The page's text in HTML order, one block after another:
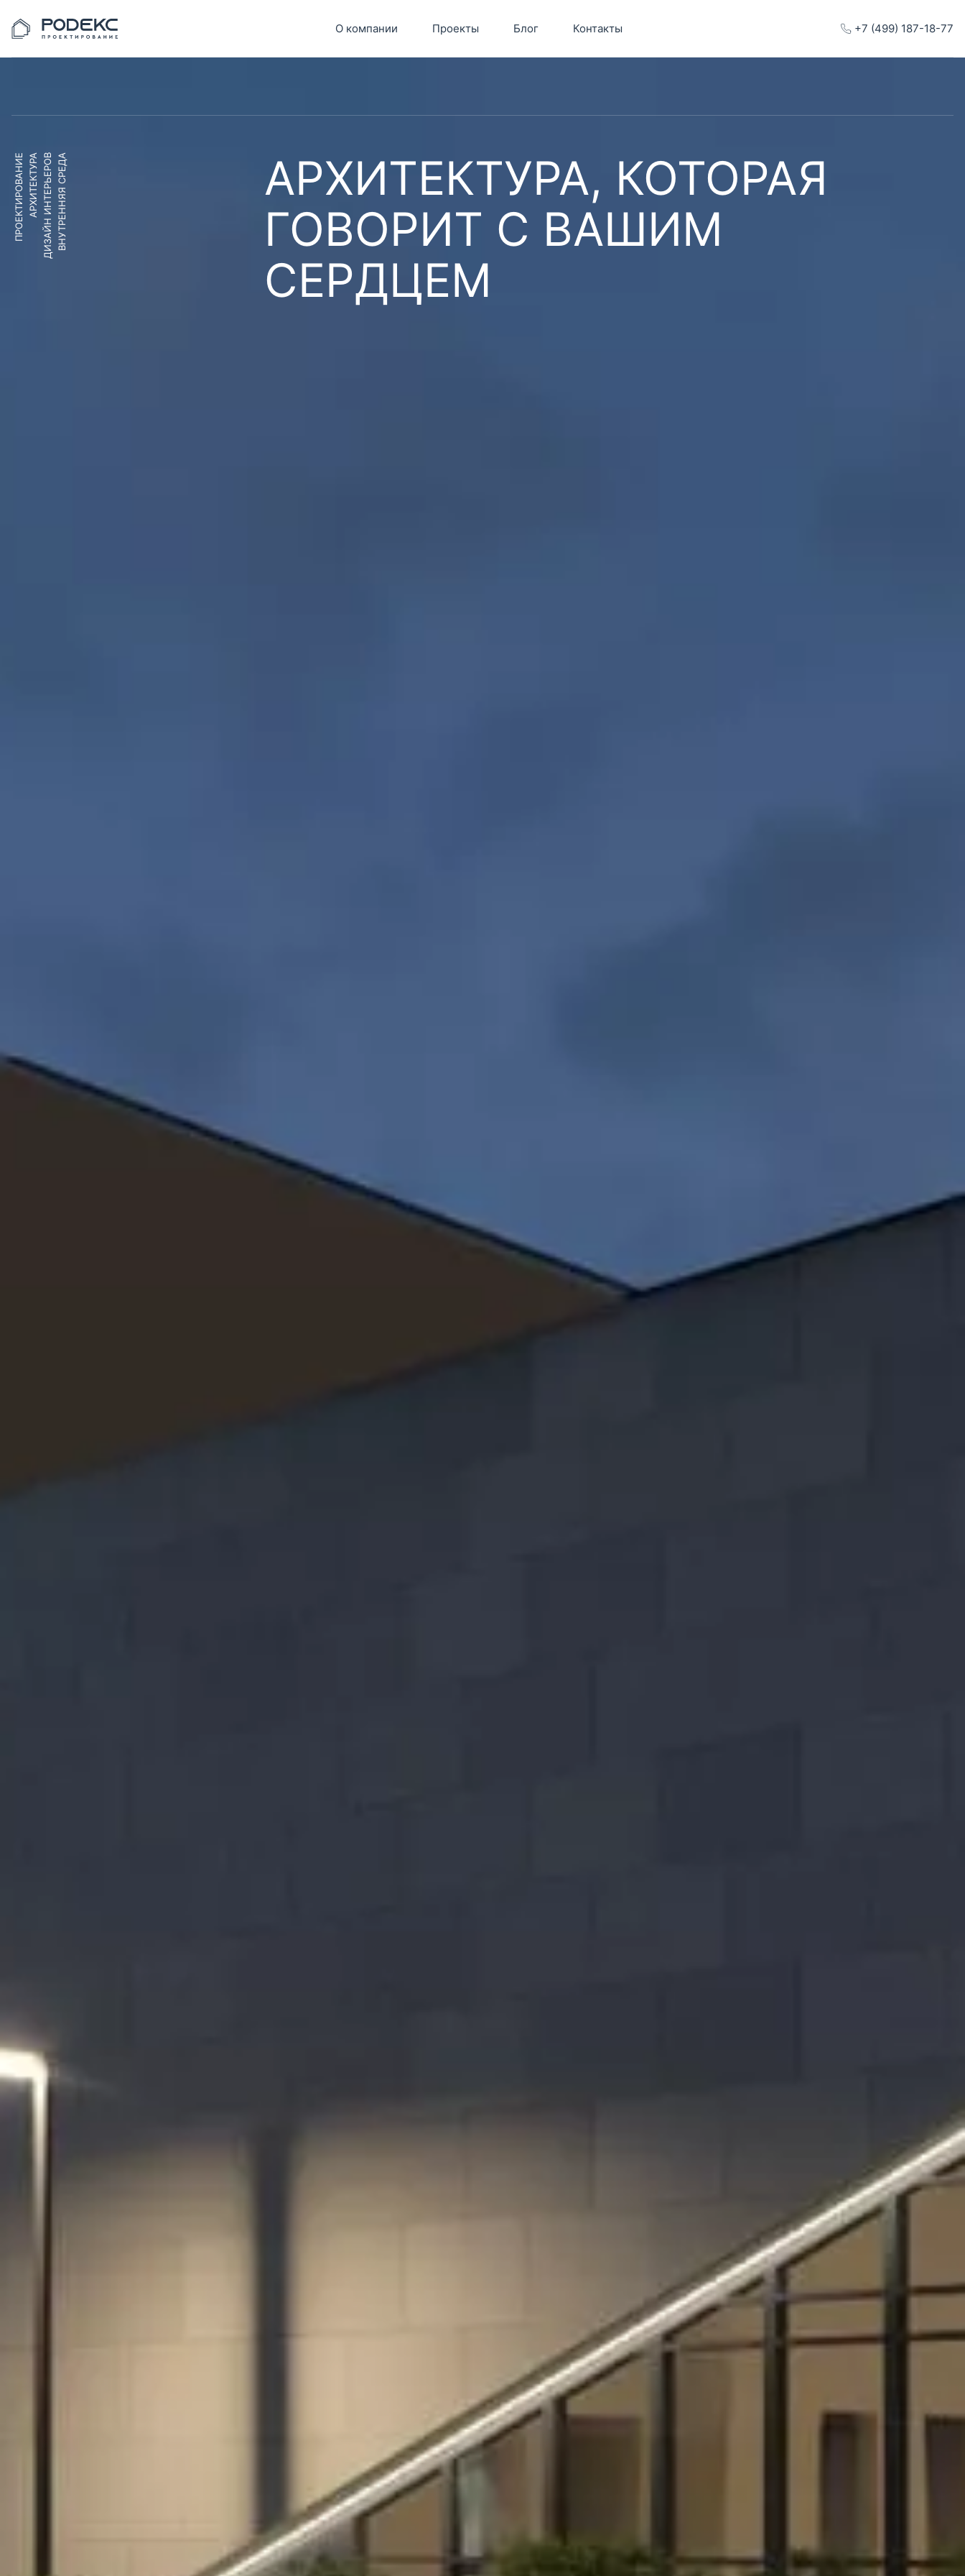
О компании Проекты Блог Контакты +7 (499) 187-18-77
ПРОЕКТИРОВАНИЕАРХИТЕКТУРАДИЗАЙН ИНТЕРЬЕРОВВНУТРЕННЯЯ СРЕДА
АРХИТЕКТУРА, КОТОРАЯ
ГОВОРИТ С ВАШИМ
СЕРДЦЕМ